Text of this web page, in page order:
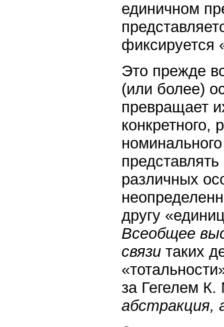
единичном
фиксируется
Это прежде
(или более)
превращает
конкретного,
различных
другу
Всеобщее
связи таких
за Гегелем
абстракция,